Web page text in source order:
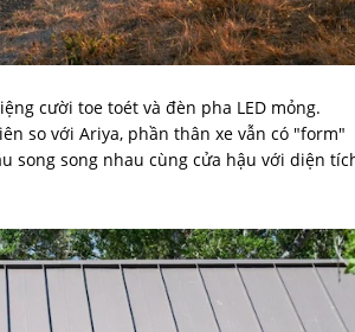
cười toe toét và đèn pha LED mỏng.
so với Ariya, phần thân xe vẫn có "form"
song song nhau cùng cửa hậu với diện